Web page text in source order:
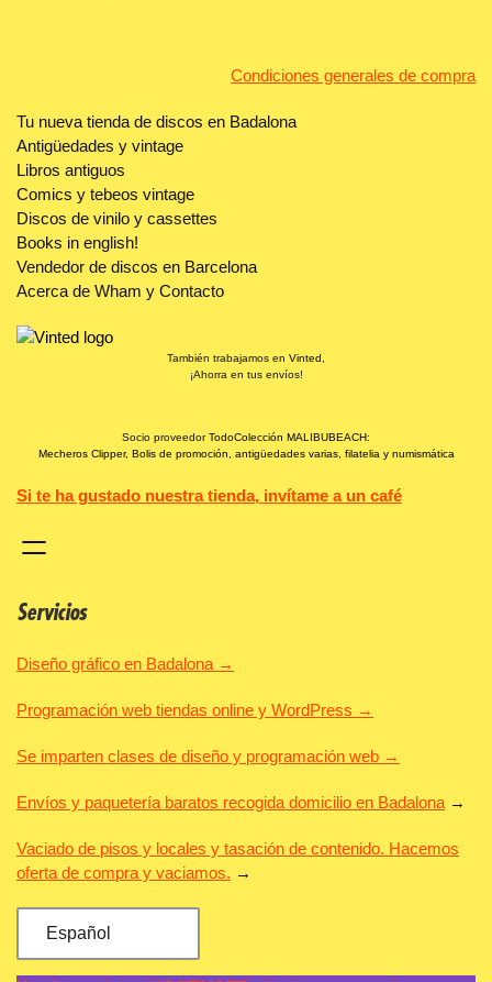
Condiciones generales de compra
Tu nueva tienda de discos en Badalona
Antigüedades y vintage
Libros antiguos
Comics y tebeos vintage
Discos de vinilo y cassettes
Books in english!
Vendedor de discos en Barcelona
Acerca de Wham y Contacto
También trabajamos en Vinted
¡Ahorra en tus envíos!
Socio proveedorTodoColección MALIBUBEACH:
Mecheros Clipper, Bolis de promoción, antigüedades varias, filatelia y numismática
Si te ha gustado nuestra tienda, invítame a un café
Servicios
Diseño gráfico en Badalona →
Programación web tiendas online y WordPress →
Se imparten clases de diseño y programación web →
Envíos y paquetería baratos recogida domicilio en Badalona →
Vaciado de pisos y locales y tasación de contenido. Hacemos
oferta de compra y vaciamos. →
Español